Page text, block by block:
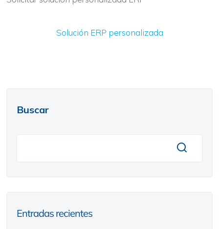
Solución ERP personalizada
Buscar
Entradas recientes